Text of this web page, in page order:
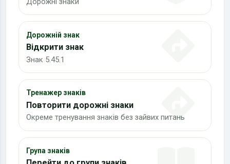
Дорожній знак
Відкрити знак
Знак 5.45.1
Тренажер знаків
Повторити дорожні знаки
Окреме тренування знаків без зайвих питань
Група знаків